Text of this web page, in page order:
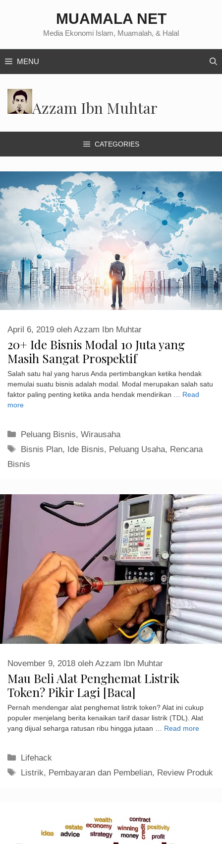
MUAMALA NET
Media Ekonomi Islam, Muamalah, & Halal
MENU
Azzam Ibn Muhtar
CATEGORIES
20+ Ide Bisnis Modal 10 Juta yang
Masih Sangat Prospektif
April 6, 2019 oleh Azzam Ibn Muhtar
Salah satu hal yang harus Anda pertimbangkan ketika hendak
memulai suatu bisnis adalah modal. Modal merupakan salah satu
faktor paling penting ketika anda hendak mendirikan … Read
more
Kategori
Peluang Bisnis,Wirausaha
Tag
Bisnis Plan, Ide Bisnis, Peluang Usaha, Rencana
Bisnis
Mau Beli Alat Penghemat Listrik
Token? Pikir Lagi [Baca]
November 9, 2018 oleh Azzam Ibn Muhtar
Pernah mendengar alat penghemat listrik token? Alat ini cukup
populer menjelang berita kenaikan tarif dasar listrik (TDL). Alat
yang dijual seharga ratusan ribu hingga jutaan …
Read more
Kategori
Lifehack
Tag
Listrik, Pembayaran dan Pembelian, Review Produk